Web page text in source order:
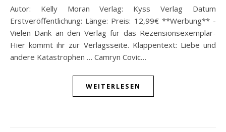
Autor: Kelly Moran Verlag: Kyss Verlag Datum
Erstveröffentlichung: Länge: Preis: 12,99€ **Werbung** -
Vielen Dank an den Verlag für das Rezensionsexemplar-
Hier kommt ihr zur Verlagsseite. Klappentext: Liebe und
andere Katastrophen … Camryn Covic…
WEITERLESEN